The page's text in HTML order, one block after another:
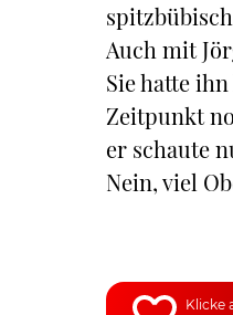
Auch mit
Sie hatte
Zeitpunkt
er schaute
Nein, viel
Klicke